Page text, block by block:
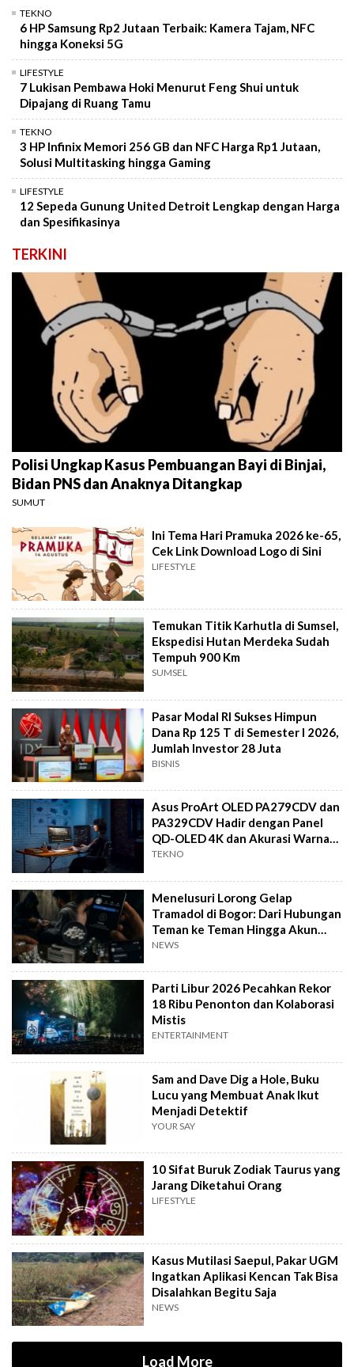
TEKNO
6 HP Samsung Rp2 Jutaan Terbaik: Kamera Tajam, NFC
hingga Koneksi 5G
LIFESTYLE
7 Lukisan Pembawa Hoki Menurut Feng Shui untuk
Dipajang di Ruang Tamu
TEKNO
3 HP Infinix Memori 256 GB dan NFC Harga Rp1 Jutaan,
Solusi Multitasking hingga Gaming
LIFESTYLE
12 Sepeda Gunung United Detroit Lengkap dengan Harga
dan Spesifikasinya
TERKINI
Polisi Ungkap Kasus Pembuangan Bayi di Binjai,
Bidan PNS dan Anaknya Ditangkap
SUMUT
Ini Tema Hari Pramuka 2026 ke-65,
Cek Link Download Logo di Sini
LIFESTYLE
Temukan Titik Karhutla di Sumsel,
Ekspedisi Hutan Merdeka Sudah
Tempuh 900 Km
SUMSEL
Pasar Modal RI Sukses Himpun
Dana Rp 125 T di Semester I 2026,
Jumlah Investor 28 Juta
BISNIS
Asus ProArt OLED PA279CDV dan
PA329CDV Hadir dengan Panel
QD-OLED 4K dan Akurasi Warna
Mutlak
TEKNO
Menelusuri Lorong Gelap
Tramadol di Bogor: Dari Hubungan
Teman ke Teman Hingga Akun
Medsos Private
NEWS
Parti Libur 2026 Pecahkan Rekor
18 Ribu Penonton dan Kolaborasi
Mistis
ENTERTAINMENT
Sam and Dave Dig a Hole, Buku
Lucu yang Membuat Anak Ikut
Menjadi Detektif
YOUR SAY
10 Sifat Buruk Zodiak Taurus yang
Jarang Diketahui Orang
LIFESTYLE
Kasus Mutilasi Saepul, Pakar UGM
Ingatkan Aplikasi Kencan Tak Bisa
Disalahkan Begitu Saja
NEWS
Load More